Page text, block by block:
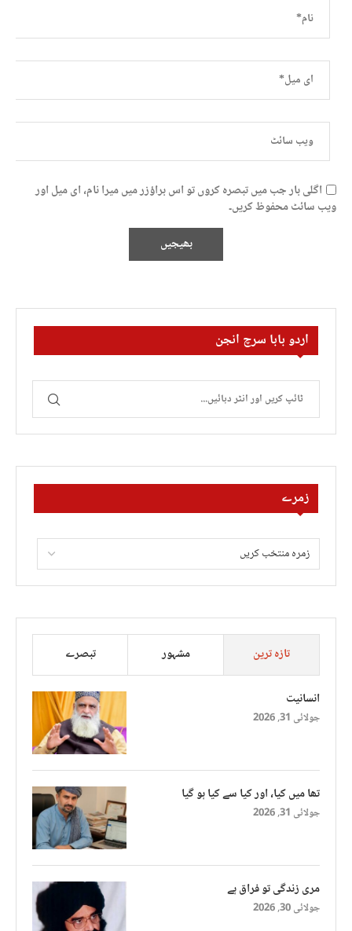
اگلی بار جب میں تبصرہ کروں تو اس براؤزر میں میرا نام، ای میل اور
ویب سائٹ محفوظ کریں۔
اردو بابا سرچ انجن
زمرے
تازہ ترین مشہور تبصرے
انسانیت
جولائی 31, 2026
تھا میں کیا، اور کیا سے کیا ہو گیا
جولائی 31, 2026
مری زندگی تو فراق ہے
جولائی 30, 2026